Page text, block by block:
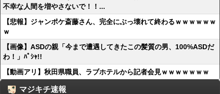
不幸な人間を増やさないで！！...
【悲報】ジャンポケ斎藤さん、完全にぶっ壊れて終わるｗｗｗｗｗｗ
ｗ
【画像】ASDの親「今まで遭遇してきたこの髪質の男、100%ASDだ
わ！」ﾊﾟｼｬ!!
【動画アリ】秋田県職員、ラブホテルから記者会見ｗｗｗｗｗｗｗ
マジキチ速報